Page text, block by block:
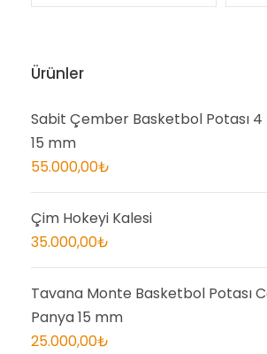
Ürünler
Sabit Çember Basketbol Potası 4
15 mm
55.000,00₺
Çim Hokeyi Kalesi
35.000,00₺
Tavana Monte Basketbol Potası
Panya 15 mm
25.000,00₺